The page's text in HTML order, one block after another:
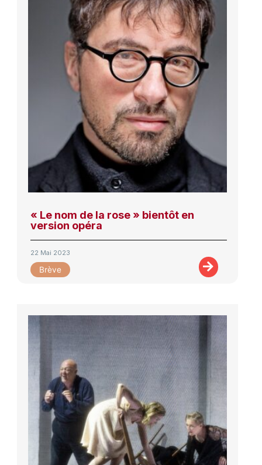
« Le nom de la rose » bientôt en
version opéra
22 Mai 2023
Brève